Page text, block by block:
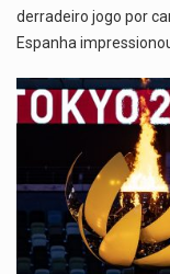
derradeiro jogo por
Espanha